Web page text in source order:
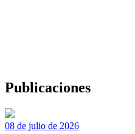
Publicaciones
08 de julio de 2026